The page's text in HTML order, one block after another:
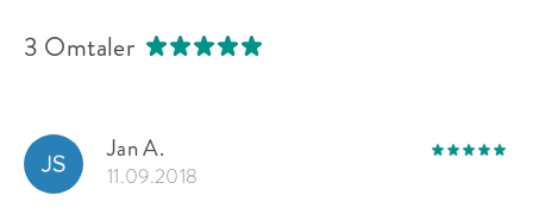
3 Omtaler
Jan A.
11.09.2018